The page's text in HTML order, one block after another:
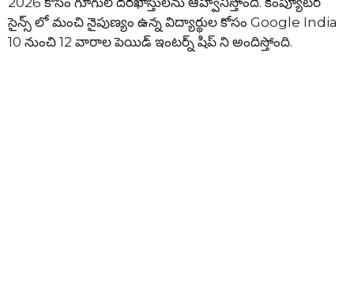
సైన్స్ లో మంచి నైపుణ్యం ఉన్న విద్యార్థుల కోసం Google India
10 నుంచి 12 వారాల పెయిడ్ ఇంటర్న్ షిప్ ని అందిస్తోంది.